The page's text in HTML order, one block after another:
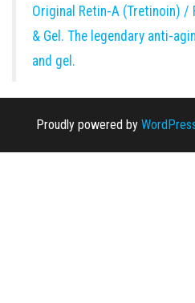
Original Retin-A (Tretinoin) /
& Gel. The legendary anti-
and gel.
Proudly powered by